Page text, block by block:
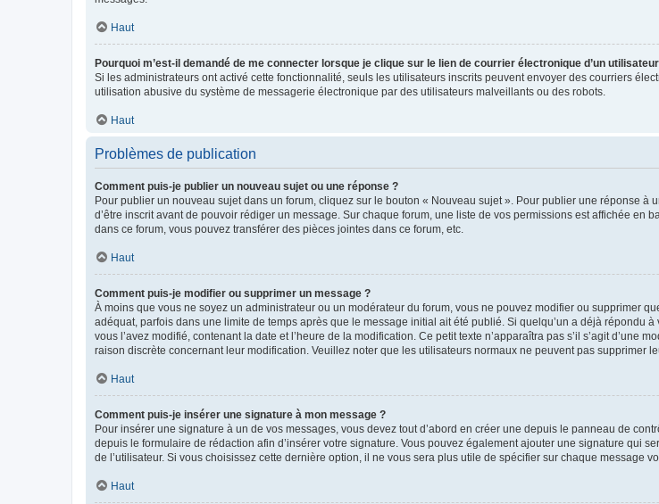
Haut
Pourquoi m’est-il demandé de me connecter lorsque je clique sur le lien de courrier électronique d’un
Si les administrateurs ont activé cette fonctionnalité, seuls les utilisateurs inscrits peuvent envoyer des courriers
utilisation abusive du système de messagerie électronique par des utilisateurs malveillants ou des robots.
Haut
Problèmes de publication
Comment puis-je publier un nouveau sujet ou une réponse ?
Pour publier un nouveau sujet dans un forum, cliquez sur le bouton « Nouveau sujet ». Pour publier une réponse
d’être inscrit avant de pouvoir rédiger un message. Sur chaque forum, une liste de vos permissions est affichée en
dans ce forum, vous pouvez transférer des pièces jointes dans ce forum, etc.
Haut
Comment puis-je modifier ou supprimer un message ?
À moins que vous ne soyez un administrateur ou un modérateur du forum, vous ne pouvez modifier ou supprimer
adéquat, parfois dans une limite de temps après que le message initial ait été publié. Si quelqu’un a déjà répondu
vous l’avez modifié, contenant la date et l’heure de la modification. Ce petit texte n’apparaîtra pas s’il s’agit
raison discrète concernant leur modification. Veuillez noter que les utilisateurs normaux ne peuvent pas supprimer
Haut
Comment puis-je insérer une signature à mon message ?
Pour insérer une signature à un de vos messages, vous devez tout d’abord en créer une depuis le panneau de
depuis le formulaire de rédaction afin d’insérer votre signature. Vous pouvez également ajouter une signature qui
de l’utilisateur. Si vous choisissez cette dernière option, il ne vous sera plus utile de spécifier sur chaque message
Haut